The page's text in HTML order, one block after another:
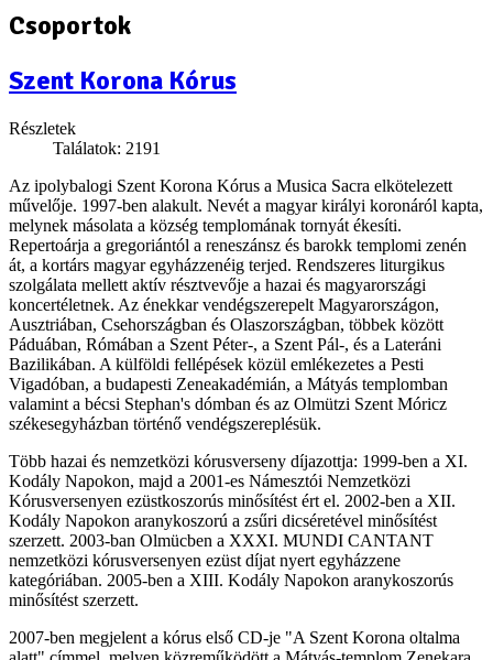
Csoportok
Szent Korona Kórus
Részletek
Találatok: 2191
Az ipolybalogi Szent Korona Kórus a Musica Sacra elkötelezett
művelője. 1997-ben alakult. Nevét a magyar királyi koronáról kapta,
melynek másolata a község templomának tornyát ékesíti.
Repertoárja a gregoriántól a reneszánsz és barokk templomi zenén
át, a kortárs magyar egyházzenéig terjed. Rendszeres liturgikus
szolgálata mellett aktív résztvevője a hazai és magyarországi
koncertéletnek. Az énekkar vendégszerepelt Magyarországon,
Ausztriában, Csehországban és Olaszországban, többek között
Páduában, Rómában a Szent Péter-, a Szent Pál-, és a Lateráni
Bazilikában. A külföldi fellépések közül emlékezetes a Pesti
Vigadóban, a budapesti Zeneakadémián, a Mátyás templomban
valamint a bécsi Stephan's dómban és az Olmützi Szent Móricz
székesegyházban történő vendégszereplésük.
Több hazai és nemzetközi kórusverseny díjazottja: 1999-ben a XI.
Kodály Napokon, majd a 2001-es Námesztói Nemzetközi
Kórusversenyen ezüstkoszorús minősítést ért el. 2002-ben a XII.
Kodály Napokon aranykoszorú a zsűri dicséretével minősítést
szerzett. 2003-ban Olmücben a XXXI. MUNDI CANTANT
nemzetközi kórusversenyen ezüst díjat nyert egyházzene
kategóriában. 2005-ben a XIII. Kodály Napokon aranykoszorús
minősítést szerzett.
2007-ben megjelent a kórus első CD-je "A Szent Korona oltalma